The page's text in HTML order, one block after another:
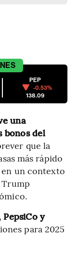
PEP
-0.53%
138.09
una
bonos del
que la
más rápido
un contexto
Trump
y
para 2025